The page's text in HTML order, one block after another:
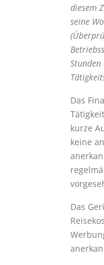
diesem
seine
Stunden
Das
kurze
keine
Das